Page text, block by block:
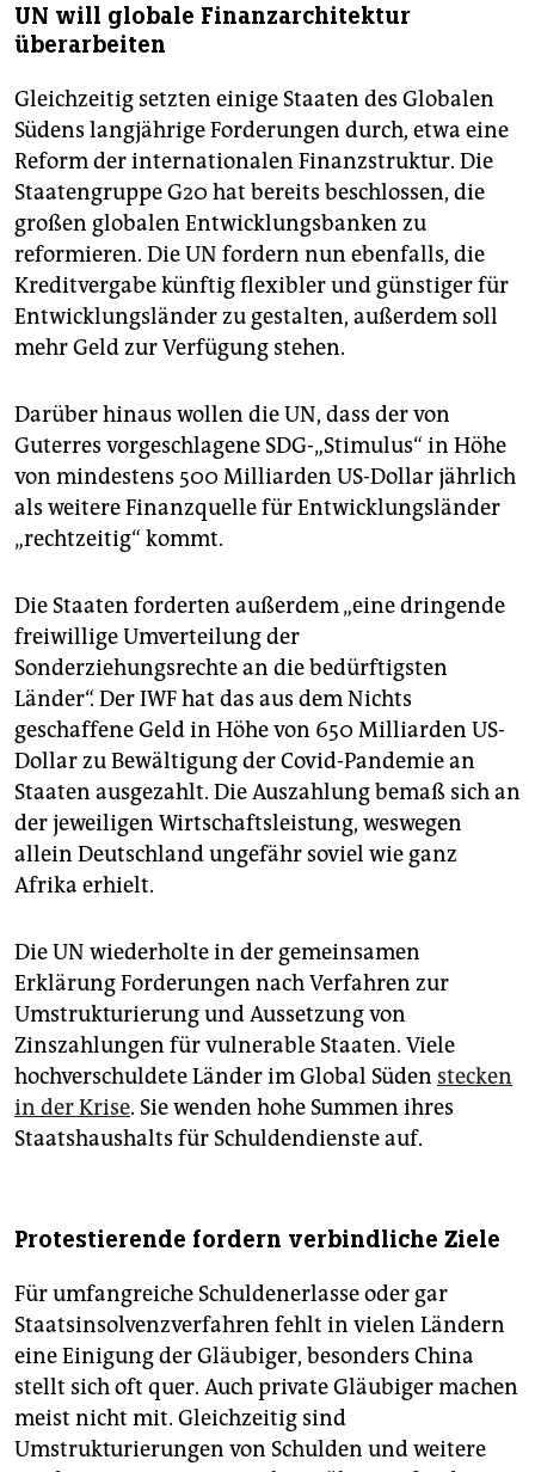
UN will globale Finanzarchitektur
überarbeiten
Gleichzeitig setzten einige Staaten des Globalen
Südens langjährige Forderungen durch, etwa eine
Reform der internationalen Finanzstruktur. Die
Staatengruppe G20 hat bereits beschlossen, die
großen globalen Entwicklungsbanken zu
reformieren. Die UN fordern nun ebenfalls, die
Kreditvergabe künftig flexibler und günstiger für
Entwicklungsländer zu gestalten, außerdem soll
mehr Geld zur Verfügung stehen.
Darüber hinaus wollen die UN, dass der von
Guterres vorgeschlagene SDG-„Stimulus“ in Höhe
von mindestens 500 Milliarden US-Dollar jährlich
als weitere Finanzquelle für Entwicklungsländer
„rechtzeitig“ kommt.
Die Staaten forderten außerdem „eine dringende
freiwillige Umverteilung der
Sonderziehungsrechte an die bedürftigsten
Länder“. Der IWF hat das aus dem Nichts
geschaffene Geld in Höhe von 650 Milliarden US-
Dollar zu Bewältigung der Covid-Pandemie an
Staaten ausgezahlt. Die Auszahlung bemaß sich an
der jeweiligen Wirtschaftsleistung, weswegen
allein Deutschland ungefähr soviel wie ganz
Afrika erhielt.
Die UN wiederholte in der gemeinsamen
Erklärung Forderungen nach Verfahren zur
Umstrukturierung und Aussetzung von
Zinszahlungen für vulnerable Staaten. Viele
hochverschuldete Länder im Global Süden stecken
in der Krise. Sie wenden hohe Summen ihres
Staatshaushalts für Schuldendienste auf.
Protestierende fordern verbindliche Ziele
Für umfangreiche Schuldenerlasse oder gar
Staatsinsolvenzverfahren fehlt in vielen Ländern
eine Einigung der Gläubiger, besonders China
stellt sich oft quer. Auch private Gläubiger machen
meist nicht mit. Gleichzeitig sind
Umstrukturierungen von Schulden und weitere